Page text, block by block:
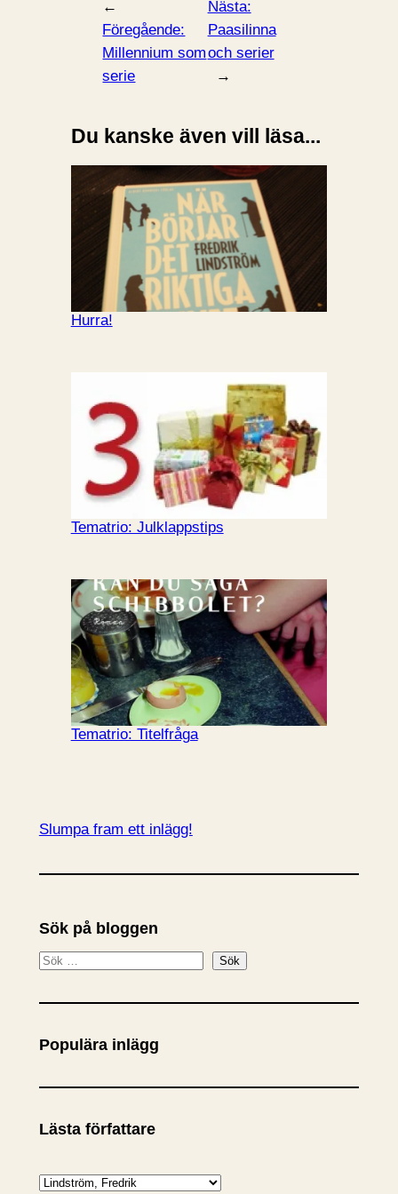
←
Föregående:
Millennium som
serie
Nästa:
Paasilinna
och serier
→
Du kanske även vill läsa...
Hurra!
Tematrio: Julklappstips
Tematrio: Titelfråga
Slumpa fram ett inlägg!
Sök på bloggen
S
k
Sök
Populära inlägg
Lästa författare
K